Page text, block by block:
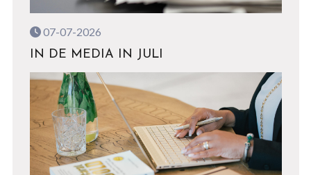
07-07-2026
IN DE MEDIA IN JULI